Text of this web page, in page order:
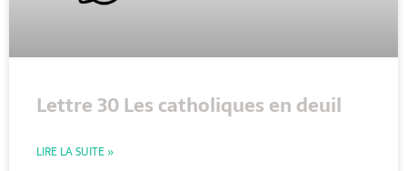
Lettre 30 Les catholiques en deuil
LIRE LA SUITE »